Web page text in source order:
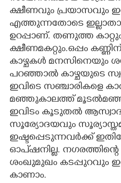
ക്ഷീണവും പ്രയാസവും
എത്തുന്നതോടെ
ഉറപ്പാണ്. തണുത്ത
ക്ഷീണമകറ്റും.ഒപ്പം
കാഴ്ചകൾ മനസിനെയും
പറഞ്ഞാൽ കാഴ്ചയുടെ
ഇവിടെ സഞ്ചാരികളെ
മഞ്ഞുകാലത്ത്
ഇവിടം കൂടുതൽ
സൂര്യോദയവും
ഇഷ്ടപ്പെടുന്നവർക്ക്
ഓപ്ഷനില്ല.
ശംഖുമുഖം കടപ്പുറവും
കാണാം.